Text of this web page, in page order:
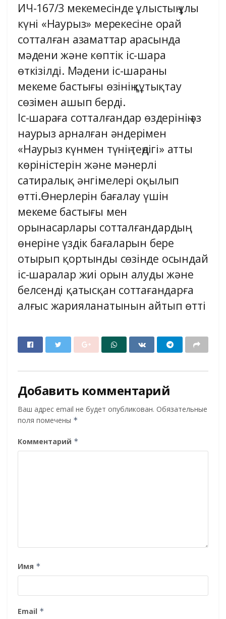
ИЧ-167/3 мекемесінде ұлыстың ұлы
күні «Наурыз» мерекесіне орай
сотталған азаматтар арасында
мәдени және көптік іс-шара
өткізілді. Мәдени іс-шараны
мекеме бастығы өзінің құтықтау
сөзімен ашып берді.
Іс-шараға сотталғандар өздерінің әз
наурыз арналған әндерімен
«Наурыз күнмен түнің теңдігі» атты
көріністерін және мәнерлі
сатиралық әнгімелері оқылып
өтті.Өнерлерін бағалау үшін
мекеме бастығы мен
орынасарлары сотталғандардың
өнеріне үздік бағаларын бере
отырып қортынды сөзінде осындай
іс-шаралар жиі орын алуды және
белсенді қатысқан соттағандарға
алғыс жарияланатынын айтып өтті
Добавить комментарий
Ваш адрес email не будет опубликован. Обязательные
поля помечены *
Комментарий *
Имя *
Email *